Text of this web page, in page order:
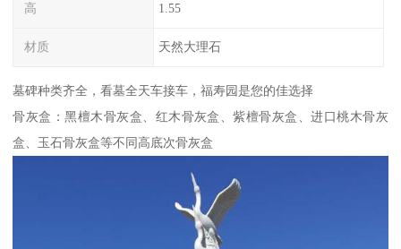
高 1.55
材质 天然大理石
墓碑种类齐全，看墓全天车接车，福寿园是您的佳选择
骨灰盒：黑檀木骨灰盒、红木骨灰盒、紫檀骨灰盒、进口桃木骨灰
盒、玉石骨灰盒等不同高底次骨灰盒